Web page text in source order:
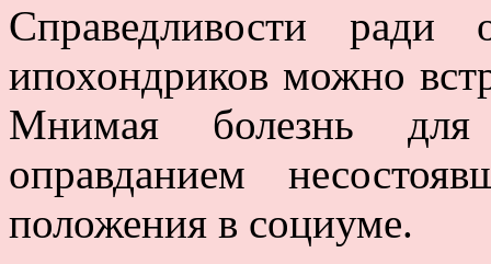
Справедливости
ипохондриков можно
Мнимая болезнь
оправданием
положения в социуме.